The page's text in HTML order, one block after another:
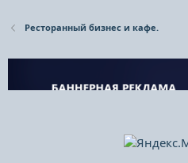
Ресторанный бизнес и кафе.